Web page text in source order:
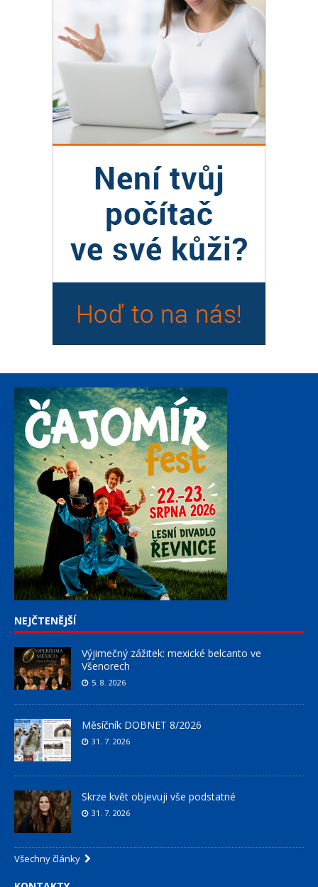
NEJČTENĚJŠÍ
Výjimečný zážitek: mexické belcanto ve
Všenorech
5. 8. 2026
Měsíčník DOBNET 8/2026
31. 7. 2026
Skrze květ objevuji vše podstatné
31. 7. 2026
Všechny články